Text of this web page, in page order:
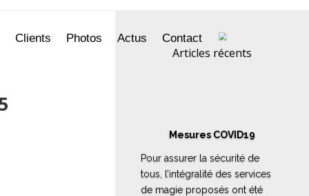
Clients Photos Actus Contact
Articles récents
Mesures COVID19
Pour assurer la sécurité de
tous, l’intégralité des services
de magie proposés ont été